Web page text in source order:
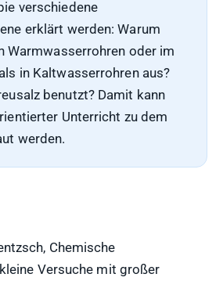
verschiedene
erklärt werden: Warum
Warmwasserrohren oder im
in Kaltwasserrohren aus?
benutzt? Damit kann
Unterricht zu dem
werden.
Chemische
Versuche mit großer